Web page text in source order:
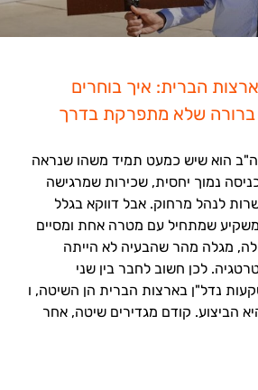
הברית: איך בוחרים
שלא מתפרקת בדרך
הוא שיש כמעט תמיד משהו שנראה
נמוך יחסית, שכירות שמרגישה
לנהל מרחוק. אבל דווקא בגלל
שמתחיל עם מטרה אחת ומסיים
מגלה מהר שהבעיה לא הייתה
לכן חשוב לחבר בין שני
נדל"ן בארצות הברית הן השיטה, ו
הביצוע. קודם מגדירים שיטה, אחר